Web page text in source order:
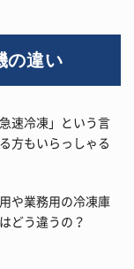
の違い
速冷凍」という言
方もいらっしゃる
や業務用の冷凍庫
どう違うの？